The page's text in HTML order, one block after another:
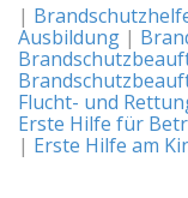
|
Ausbildung |
Flucht- und
Erste Hilfe für
| Erste Hilfe am